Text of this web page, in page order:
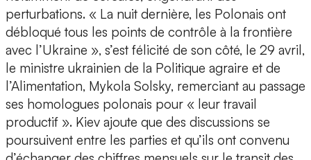
perturbations. « La nuit dernière, les Polonais ont
débloqué tous les points de contrôle à la frontière
avec l’Ukraine », s’est félicité de son côté, le 29 avril,
le ministre ukrainien de la Politique agraire et de
l’Alimentation, Mykola Solsky, remerciant au passage
ses homologues polonais pour « leur travail
productif ». Kiev ajoute que des discussions se
poursuivent entre les parties et qu’ils ont convenu